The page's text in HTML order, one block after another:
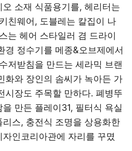
소재 식품용기를, 헤리터는
친웨어, 도블레는 칼집이 나
는 헤어 스타일러 겸 드라이
경 정수기를 메종&오브제에서
저받침을 만드는 세라믹 브랜
화와 장인의 솜씨가 녹아든 가
시장도 주목할 만하다. 폐병뚜
만든 플레이31, 필터식 욕실
스, 충전식 조명을 상용화한
인코리아관에 자리를 꾸몄